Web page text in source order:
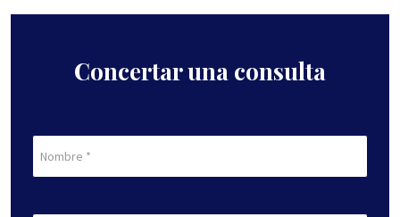
Concertar una consulta
de